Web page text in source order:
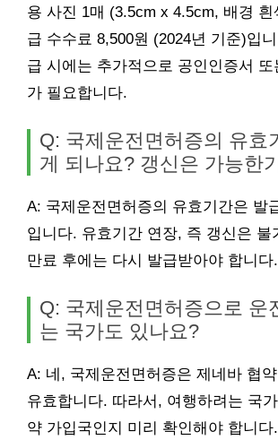
용 사진 1매 (3.5cm x 4.5cm, 배경
급 수수료 8,500원 (2024년 기준)입
급 시에는 추가적으로 공인인증서 또
가 필요합니다.
Q: 국제운전면허증의 유효
게 되나요? 갱신은 가능한
A: 국제운전면허증의 유효기간은 발
입니다. 유효기간 연장, 즉 갱신은 불
만료 후에는 다시 발급받아야 합니다.
Q: 국제운전면허증으로 운
는 국가도 있나요?
A: 네, 국제운전면허증은 제네바 협
유효합니다. 따라서, 여행하려는 국
약 가입국인지 미리 확인해야 합니